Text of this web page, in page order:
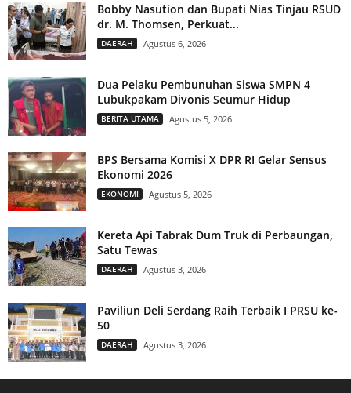
Bobby Nasution dan Bupati Nias Tinjau RSUD
dr. M. Thomsen, Perkuat...
DAERAH Agustus 6, 2026
Dua Pelaku Pembunuhan Siswa SMPN 4
Lubukpakam Divonis Seumur Hidup
BERITA UTAMA Agustus 5, 2026
BPS Bersama Komisi X DPR RI Gelar Sensus
Ekonomi 2026
EKONOMI Agustus 5, 2026
Kereta Api Tabrak Dum Truk di Perbaungan,
Satu Tewas
DAERAH Agustus 3, 2026
Paviliun Deli Serdang Raih Terbaik I PRSU ke-
50
DAERAH Agustus 3, 2026